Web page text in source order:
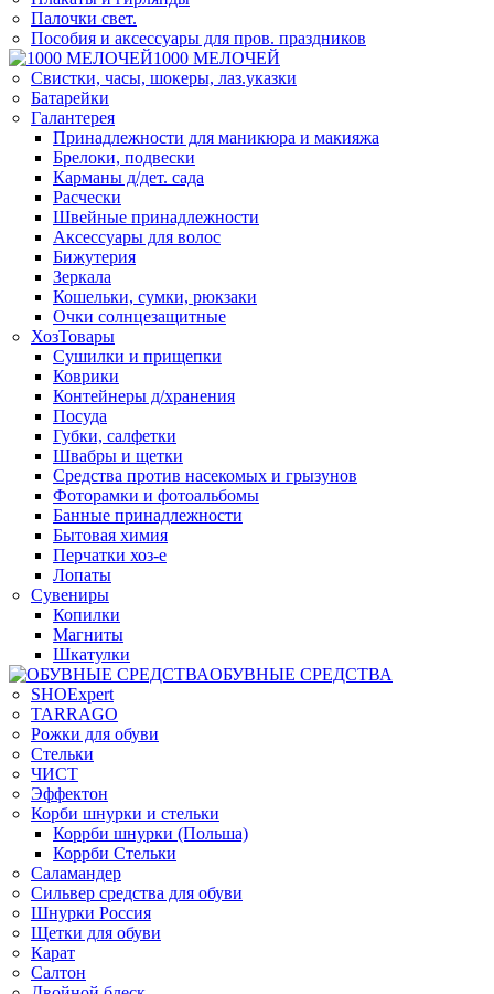
Палочки свет.
Пособия и аксессуары для пров. праздников
1000 МЕЛОЧЕЙ
Свистки, часы, шокеры, лаз.указки
Батарейки
Галантерея
Принадлежности для маникюра и макияжа
Брелоки, подвески
Карманы д/дет. сада
Расчески
Швейные принадлежности
Аксессуары для волос
Бижутерия
Зеркала
Кошельки, сумки, рюкзаки
Очки солнцезащитные
ХозТовары
Сушилки и прищепки
Коврики
Контейнеры д/хранения
Посуда
Губки, салфетки
Швабры и щетки
Средства против насекомых и грызунов
Фоторамки и фотоальбомы
Банные принадлежности
Бытовая химия
Перчатки хоз-е
Лопаты
Сувениры
Копилки
Магниты
Шкатулки
ОБУВНЫЕ СРЕДСТВА
SHOExpert
TARRAGO
Рожки для обуви
Стельки
ЧИСТ
Эффектон
Корби шнурки и стельки
Коррби шнурки (Польша)
Коррби Стельки
Саламандер
Сильвер средства для обуви
Шнурки Россия
Щетки для обуви
Карат
Салтон